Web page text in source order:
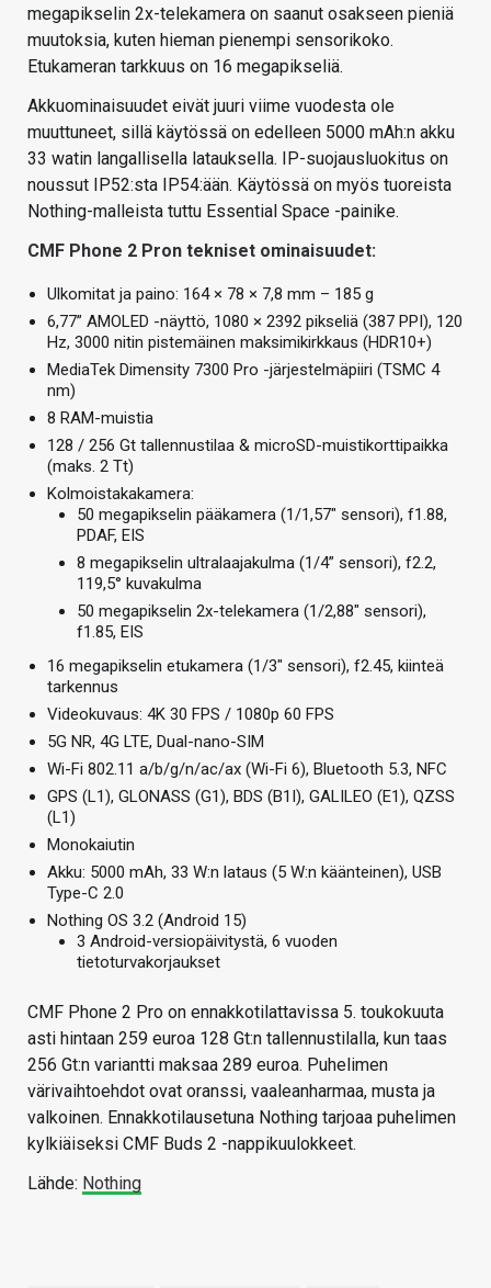
megapikselin 2x-telekamera on saanut osakseen pieniä
muutoksia, kuten hieman pienempi sensorikoko.
Etukameran tarkkuus on 16 megapikseliä.
Akkuominaisuudet eivät juuri viime vuodesta ole
muuttuneet, sillä käytössä on edelleen 5000 mAh:n akku
33 watin langallisella latauksella. IP-suojausluokitus on
noussut IP52:sta IP54:ään. Käytössä on myös tuoreista
Nothing-malleista tuttu Essential Space -painike.
CMF Phone 2 Pron tekniset ominaisuudet:
Ulkomitat ja paino: 164 × 78 × 7,8 mm – 185 g
6,77” AMOLED -näyttö, 1080 × 2392 pikseliä (387 PPI), 120
Hz, 3000 nitin pistemäinen maksimikirkkaus (HDR10+)
MediaTek Dimensity 7300 Pro -järjestelmäpiiri (TSMC 4
nm)
8 RAM-muistia
128 / 256 Gt tallennustilaa & microSD-muistikorttipaikka
(maks. 2 Tt)
Kolmoistakakamera:
50 megapikselin pääkamera (1/1,57″ sensori), f1.88,
PDAF, EIS
8 megapikselin ultralaajakulma (1/4” sensori), f2.2,
119,5° kuvakulma
50 megapikselin 2x-telekamera (1/2,88″ sensori),
f1.85, EIS
16 megapikselin etukamera (1/3″ sensori), f2.45, kiinteä
tarkennus
Videokuvaus: 4K 30 FPS / 1080p 60 FPS
5G NR, 4G LTE, Dual-nano-SIM
Wi-Fi 802.11 a/b/g/n/ac/ax (Wi-Fi 6), Bluetooth 5.3, NFC
GPS (L1), GLONASS (G1), BDS (B1I), GALILEO (E1), QZSS
(L1)
Monokaiutin
Akku: 5000 mAh, 33 W:n lataus (5 W:n käänteinen), USB
Type-C 2.0
Nothing OS 3.2 (Android 15)
3 Android-versiopäivitystä, 6 vuoden
tietoturvakorjaukset
CMF Phone 2 Pro on ennakkotilattavissa 5. toukokuuta
asti hintaan 259 euroa 128 Gt:n tallennustilalla, kun taas
256 Gt:n variantti maksaa 289 euroa. Puhelimen
värivaihtoehdot ovat oranssi, vaaleanharmaa, musta ja
valkoinen. Ennakkotilausetuna Nothing tarjoaa puhelimen
kylkiäiseksi CMF Buds 2 -nappikuulokkeet.
Lähde: Nothing